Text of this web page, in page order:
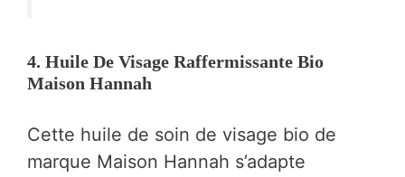
4. Huile De Visage Raffermissante Bio
Maison Hannah
Cette huile de soin de visage bio de
marque Maison Hannah s’adapte